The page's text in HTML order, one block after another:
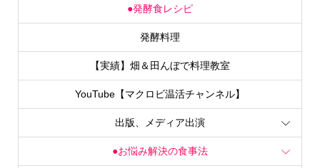
●発酵食レシピ
発酵料理
【実績】畑＆田んぼで料理教室
YouTube【マクロビ温活チャンネル】
出版、メディア出演
●お悩み解決の食事法